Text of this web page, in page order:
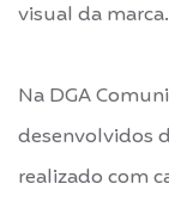
visual da marca.
Na DGA
desenvolvidos
realizado com